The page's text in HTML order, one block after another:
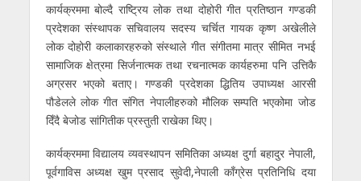
कार्यक्रममा बोल्दै राष्ट्रिय लोक तथा दोहोरी गीत प्रतिष्ठान गण्डकी
प्रदेशका संस्थापक सचिवालय सदस्य चर्चित गायक कृष्ण अखेलीले
लोक दोहोरी कलाकारहरुको संस्थाले गीत संगीतमा मात्र सीमित नभई
सामाजिक क्षेत्रमा सिर्जनात्मक तथा रचनात्मक कार्यहरुमा पनि उत्तिकै
अग्रसर भएको बताए। गण्डकी प्रदेशका द्धितिय उपाध्यक्ष आरसी
पौडेलले लोक गीत संगित नेपालीहरुको मौलिक सम्पति भएकोमा जोड
दिँदै बेजोड सांगितीक प्रस्तुती राखेका थिए।
कार्यक्रममा विद्यालय व्यवस्थापन समितिका अध्यक्ष दुर्गा बहादुर नेपाली,
पूर्वगाविस अध्यक्ष खुम प्रसाद सुवेदी,नेपाली काँग्रेस प्रतिनिधि दया